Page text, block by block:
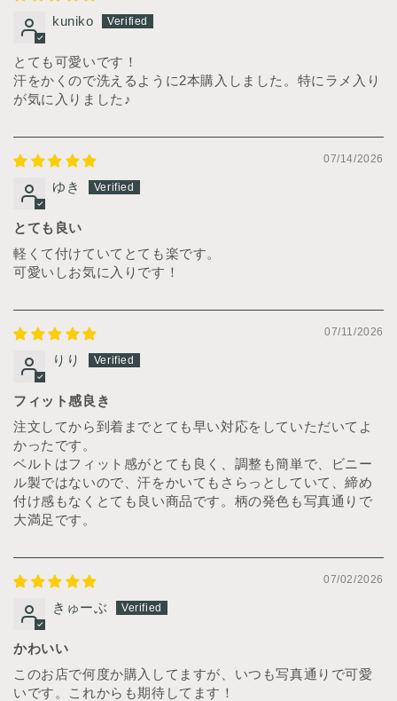
kuniko
とても可愛いです！
汗をかくので洗えるように2本購入しました。特にラメ入り
が気に入りました♪
07/14/2026
ゆき
とても良い
軽くて付けていてとても楽です。
可愛いしお気に入りです！
07/11/2026
りり
フィット感良き
注文してから到着までとても早い対応をしていただいてよ
かったです。
ベルトはフィット感がとても良く、調整も簡単で、ビニー
ル製ではないので、汗をかいてもさらっとしていて、締め
付け感もなくとても良い商品です。柄の発色も写真通りで
大満足です。
07/02/2026
きゅーぶ
かわいい
このお店で何度か購入してますが、いつも写真通りで可愛
いです。これからも期待してます！